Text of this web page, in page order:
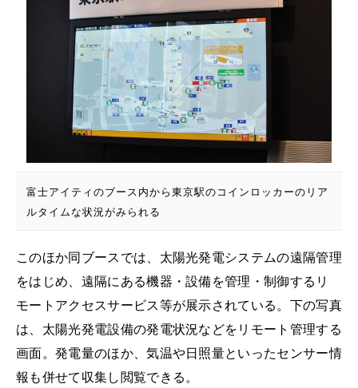
富士アイティのブース内から東京駅のコインロッカーのリア
ルタイムな状況がみられる
このほか同ブースでは、太陽光発電システムの遠隔管理
をはじめ、遠隔にある機器・設備を管理・制御するリ
モートアクセスサービス等が展示されている。下の写真
は、太陽光発電設備の発電状況などをリモート管理する
画面。発電量のほか、気温や日照量といったセンサー情
報も併せて収集し閲覧できる。